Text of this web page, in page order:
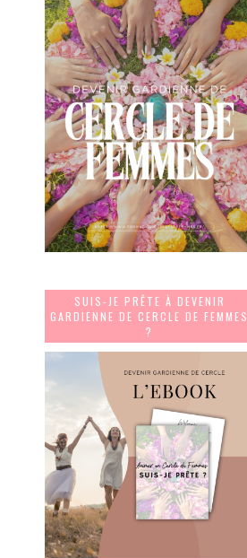
SUIS-JE PRÊTE À DEVENIR
GARDIENNE DE CERCLE DE FEMMES
?